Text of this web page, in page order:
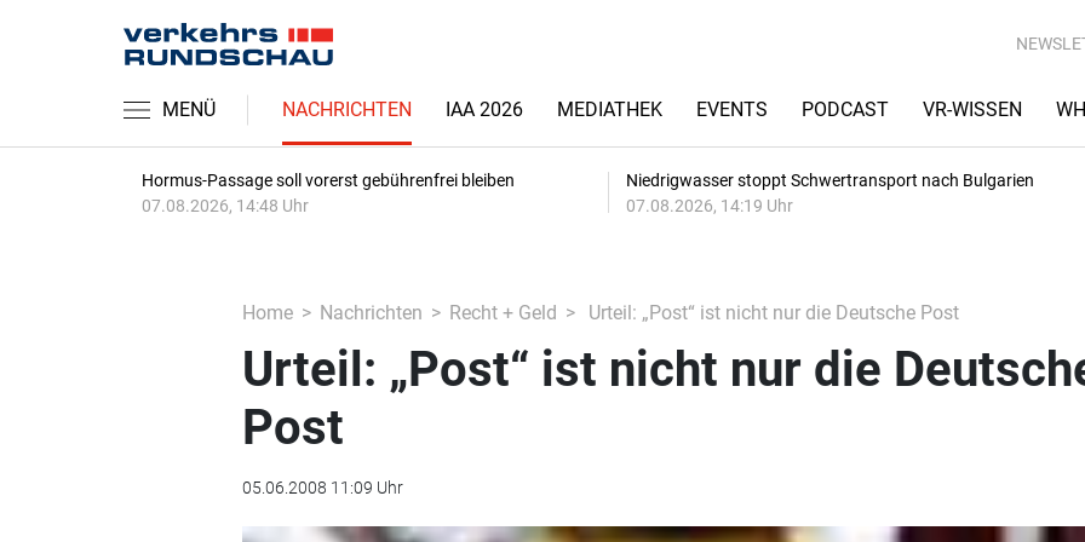
MENÜ NACHRICHTEN IAA 2026 MEDIATHEK EVENTS PODCAST VR-WISSEN
Hormus-Passage soll vorerst gebührenfrei bleiben
07.08.2026, 14:48 Uhr
Niedrigwasser stoppt Schwertransport nach Bulgarien
07.08.2026, 14:19 Uhr
Home Nachrichten Recht + Geld Urteil: „Post“ ist nicht nur die Deutsche Post
Urteil: „Post“ ist nicht nur die
Post
05.06.2008 11:09 Uhr